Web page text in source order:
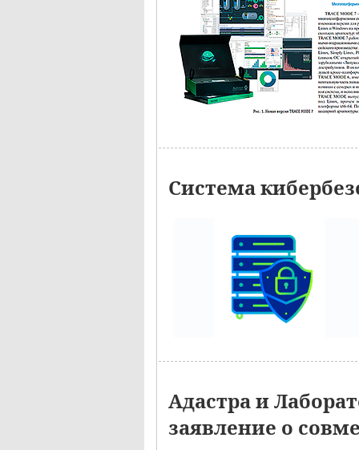
Система
Адастра и
заявление о